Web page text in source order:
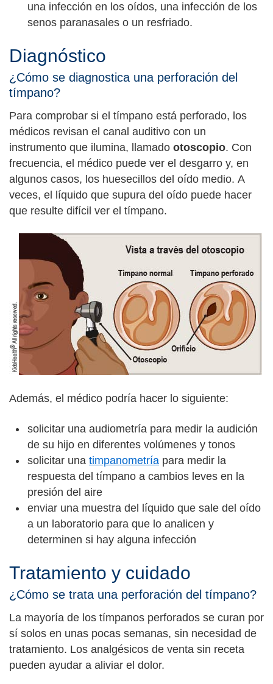
una infección en los oídos, una infección de los
senos paranasales o un resfriado.
Diagnóstico
¿Cómo se diagnostica una perforación del
tímpano?
Para comprobar si el tímpano está perforado, los
médicos revisan el canal auditivo con un
instrumento que ilumina, llamado otoscopio. Con
frecuencia, el médico puede ver el desgarro y, en
algunos casos, los huesecillos del oído medio. A
veces, el líquido que supura del oído puede hacer
que resulte difícil ver el tímpano.
Además, el médico podría hacer lo siguiente:
solicitar una audiometría para medir la audición
de su hijo en diferentes volúmenes y tonos
solicitar una timpanometría para medir la
respuesta del tímpano a cambios leves en la
presión del aire
enviar una muestra del líquido que sale del oído
a un laboratorio para que lo analicen y
determinen si hay alguna infección
Tratamiento y cuidado
¿Cómo se trata una perforación del tímpano?
La mayoría de los tímpanos perforados se curan por
sí solos en unas pocas semanas, sin necesidad de
tratamiento. Los analgésicos de venta sin receta
pueden ayudar a aliviar el dolor.